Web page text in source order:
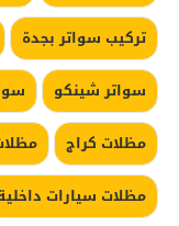
تركيب سواتر بجدة
سواتر شينكو
مظلات كراج
مظلات سيارات